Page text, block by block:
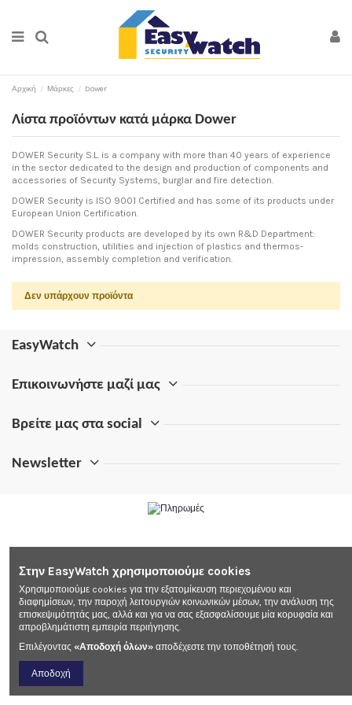
Αρχική Μάρκες Dower
Λίστα προϊόντων κατά μάρκα Dower
DOWER Security S.L. is a company with more than 40 years of experience
in the sector dedicated to the design and production of components and
accessories of Security Systems, burglar and fire detection.
DOWER Security is ISO 9001 Certified and has some of its products under
European Union Certification.
DOWER Security products are developed by its own R&D Department:
molds construction, utilities and injection of plastics and thermos-
impression, assembly completion and verification.
Δεν υπάρχουν προϊόντα
EasyWatch
Επικοινωνήστε μαζί μας
Βρείτε μας στα social
Newsletter
Στην EasyWatch χρησιμοποιούμε cookies
Χρησιμοποιούμε cookies για την εξατομίκευση περιεχομένου και
διαφημίσεων, την παροχή λειτουργιών κοινωνικών μέσων, την ανάλυση της
επισκεψιμότητάς μας, αλλά και για να σας εξασφαλίσουμε μία κορυφαία και
απροβλημάτιστη εμπειρία περιήγησης.
Επιλέγοντας «Αποδοχή όλων» αποδέχεστε την τοποθέτησή τους.
Αποδοχή